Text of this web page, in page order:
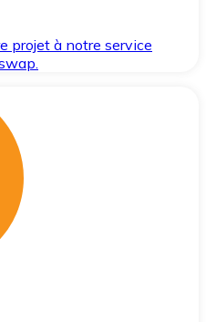
projet à notre service